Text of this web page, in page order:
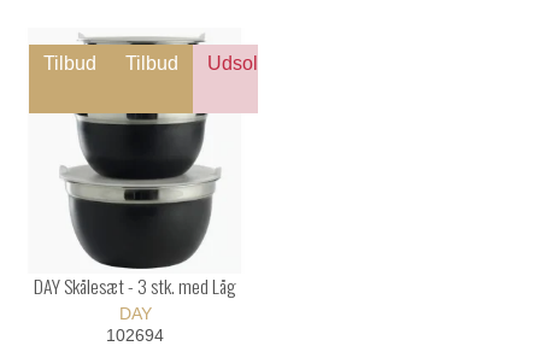
Tilbud Tilbud Udsolgt
DAY Skålesæt - 3 stk. med Låg
DAY
102694